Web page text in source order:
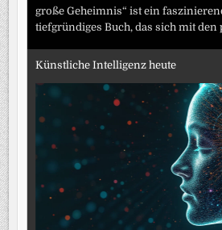
große Geheimnis“ ist ein
tiefgründiges Buch, das sich mit
Künstliche Intelligenz heute